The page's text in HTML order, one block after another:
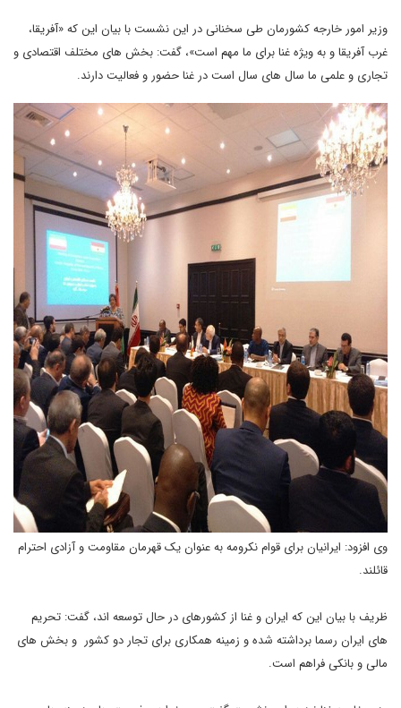
وزیر امور خارجه کشورمان طی سخنانی در این نشست با بیان این که «آفریقا،
غرب آفریقا و به ویژه غنا برای ما مهم است»، گفت: بخش های مختلف اقتصادی و
تجاری و علمی ما سال های سال است در غنا حضور و فعالیت دارند.
وی افزود: ایرانیان برای قوام نکرومه به عنوان یک قهرمان مقاومت و آزادی احترام
قائلند.
ظریف با بیان این که ایران و غنا از کشورهای در حال توسعه اند، گفت: تحریم
های ایران رسما برداشته شده و زمینه همکاری برای تجار دو کشور و بخش های
مالی و بانکی فراهم است.